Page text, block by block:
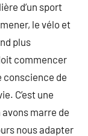
d’un sport
le vélo et
plus
commencer
conscience de
C’est une
marre de
nous adapter